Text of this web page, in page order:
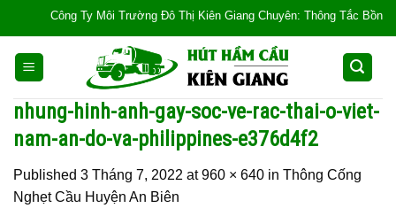
content
Công Ty Môi Trường Đô Thị Kiên Giang Chuyên: Thông Tắc Bồn
nhung-hinh-anh-gay-soc-ve-rac-thai-o-viet-
nam-an-do-va-philippines-e376d4f2
Published 3 Tháng 7, 2022 at960 × 640 in Thông Cống
Nghẹt Cầu Huyện An Biên